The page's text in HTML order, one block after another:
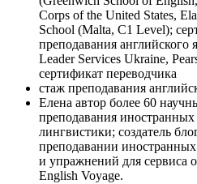
Corps of the United States,
School (Malta, C1 Level);
преподавания
Leader Services Ukraine,
сертификат переводчика
стаж преподавания
Елена автор более 60
преподавания
лингвистики; создатель
преподавании
и упражнений для сервиса
English Voyage.